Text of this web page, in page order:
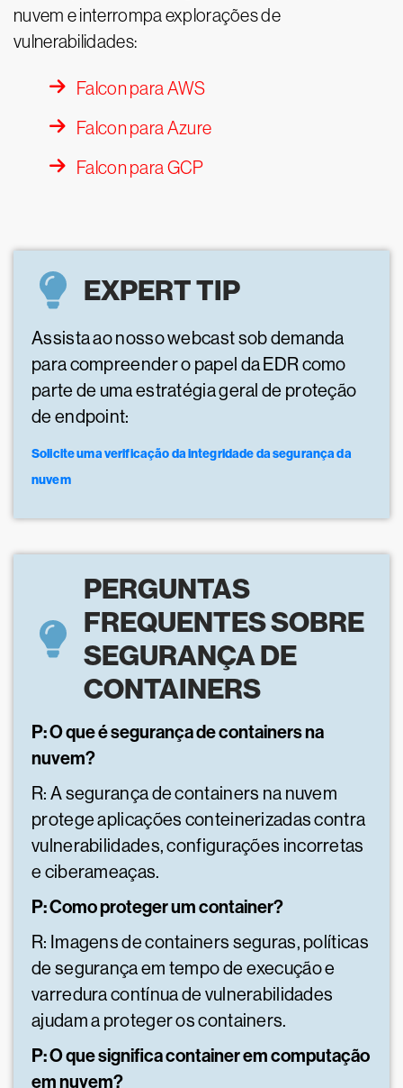
nuvem e interrompa explorações de
vulnerabilidades:
Falcon para AWS
Falcon para Azure
Falcon para GCP
EXPERT TIP
Assista ao nosso webcast sob demanda
para compreender o papel da EDR como
parte de uma estratégia geral de proteção
de endpoint:
Solicite uma verificação da integridade da segurança da
nuvem
PERGUNTAS
FREQUENTES SOBRE
SEGURANÇA DE
CONTAINERS
P: O que é segurança de containers na
nuvem?
R: A segurança de containers na nuvem
protege aplicações conteinerizadas contra
vulnerabilidades, configurações incorretas
e ciberameaças.
P: Como proteger um container?
R: Imagens de containers seguras, políticas
de segurança em tempo de execução e
varredura contínua de vulnerabilidades
ajudam a proteger os containers.
P: O que significa container em computação
em nuvem?